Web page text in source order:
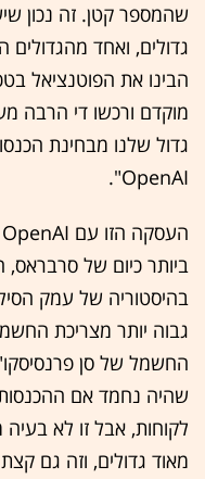
שהמספר קטן. זה נכון
הבינו את הפוטנציאל
מוקדם ורכשו די הרבה
גדול שלנו מבחינת
OpenAI".
ביותר כיום של
גבוה יותר מצריכת
החשמל של סן פרנסיסקו",
שהיה נחמד אם ההכנסות
לקוחות, אבל זו לא
מאוד גדולים, וזה גם